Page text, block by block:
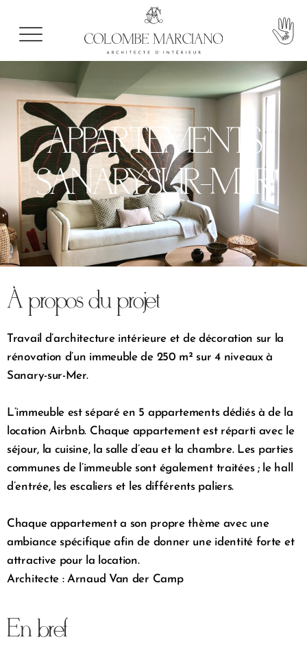
APPARTEMENTS
SANARY-SUR-MER
À propos du projet
Travail d’architecture intérieure et de décoration sur la
rénovation d’un immeuble de 250 m² sur 4 niveaux à
Sanary-sur-Mer.
L’immeuble est séparé en 5 appartements dédiés à de la
location Airbnb. Chaque appartement est réparti avec le
séjour, la cuisine, la salle d’eau et la chambre. Les parties
communes de l’immeuble sont également traitées ; le hall
d’entrée, les escaliers et les différents paliers.
Chaque appartement a son propre thème avec une
ambiance spécifique afin de donner une identité forte et
attractive pour la location.
Architecte : Arnaud Van der Camp
En bref